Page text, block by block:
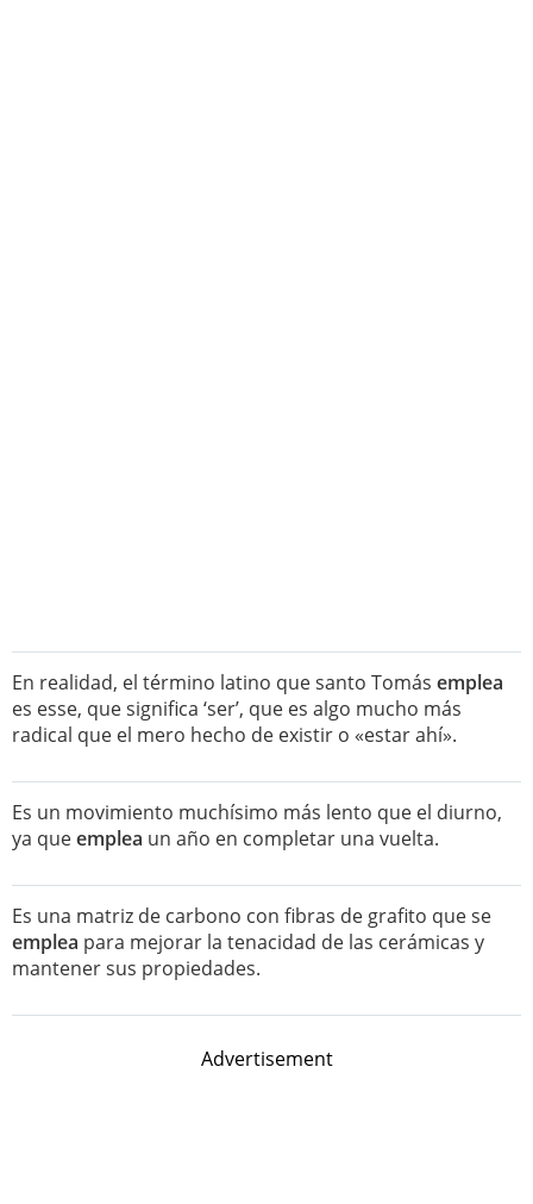
En realidad, el término latino que santo Tomás emplea
es esse, que significa ‘ser’, que es algo mucho más
radical que el mero hecho de existir o «estar ahí».
Es un movimiento muchísimo más lento que el diurno,
ya queemplea un año en completar una vuelta.
Es una matriz de carbono con fibras de grafito que se
emplea para mejorar la tenacidad de las cerámicas y
mantener sus propiedades.
Advertisement